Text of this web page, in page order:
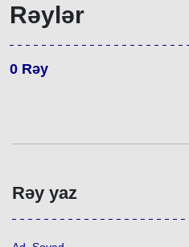
Rəylər
0 Rəy
Rəy yaz